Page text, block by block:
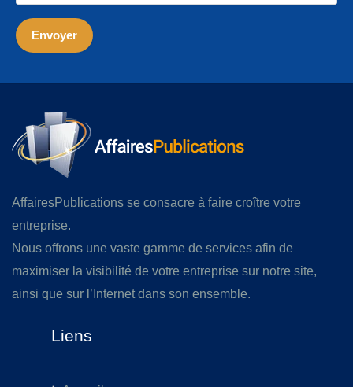
AffairesPublications se consacre à faire croître votre
entreprise.
Nous offrons une vaste gamme de services afin de
maximiser la visibilité de votre entreprise sur notre site,
ainsi que sur l’Internet dans son ensemble.
Liens